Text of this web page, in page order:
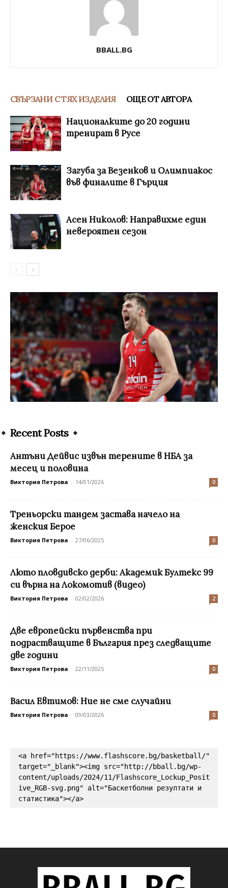
BBALL.BG
СВЪРЗАНИ С ТЯХ ИЗДЕЛИЯ ОЩЕ ОТ АВТОРА
Националките до 20 години
тренират в Русе
Загуба за Везенков и Олимпиакос
във финалите в Гърция
Асен Николов: Направихме един
невероятен сезон
Recent Posts
Антъни Дейвис извън терените в НБА за
месец и половина
Виктория Петрова - 14/01/2026 0
Треньорски тандем застава начело на
женския Берое
Виктория Петрова - 27/06/2025 0
Люто пловдивско дерби: Академик Бултекс 99
си върна на Локомотив (видео)
Виктория Петрова - 02/02/2026 2
Две европейски първенства при
подрастващите в България през следващите
две години
Виктория Петрова - 22/11/2025 0
Васил Евтимов: Ние не сме случайни
Виктория Петрова - 09/03/2026 0
<a href="https://www.flashscore.bg/basketball/"
target="_blank"><img src="http://bball.bg/wp-
content/uploads/2024/11/Flashscore_Lockup_Posit
ive_RGB-svg.png" alt="Баскетболни резултати и
статистика"></a>